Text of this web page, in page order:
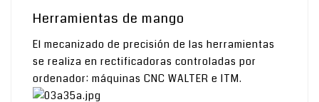
Herramientas de mango
El mecanizado de precisión de las herramientas
se realiza en rectificadoras controladas por
ordenador: máquinas CNC WALTER e ITM.